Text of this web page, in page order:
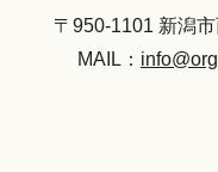
〒950-1101 新潟
MAIL：